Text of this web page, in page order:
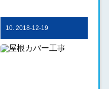
10. 2018-12-19